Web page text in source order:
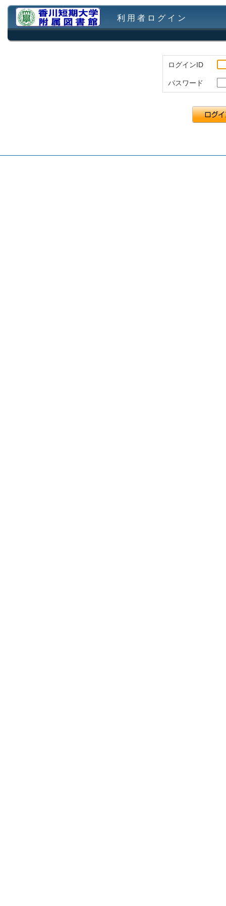
利 用 者 ロ グ イ ン
ログインID
パスワード